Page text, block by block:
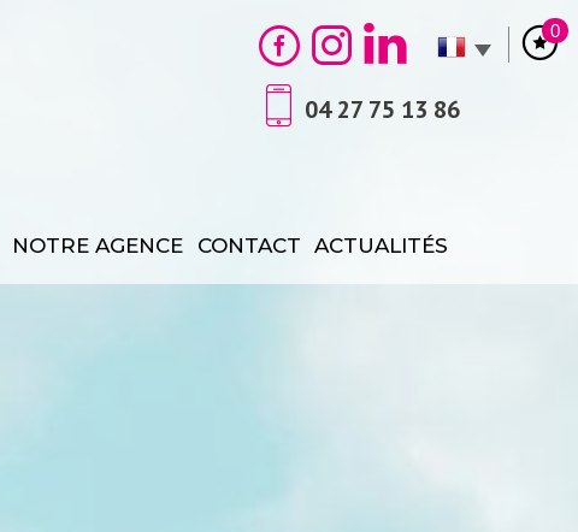
0
04 27 75 13 86
NOTRE AGENCE CONTACT ACTUALITÉS